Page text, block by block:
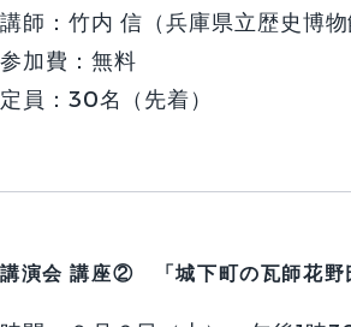
講師： 竹内 信（兵庫県立歴史博物
参加費： 無料
定員： 30名（先着）
講演会講座② 「城下町の瓦師花野